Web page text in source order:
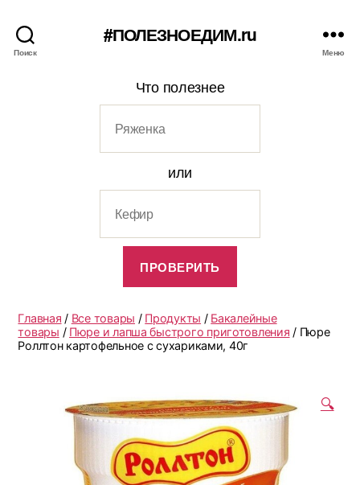
Поиск
#ПОЛЕЗНОЕДИМ.ru
Меню
Что полезнее
или
Главная / Все товары / Продукты / Бакалейные
товары / Пюре и лапша быстрого приготовления / Пюре
Роллтон картофельное с сухариками, 40г
🔍